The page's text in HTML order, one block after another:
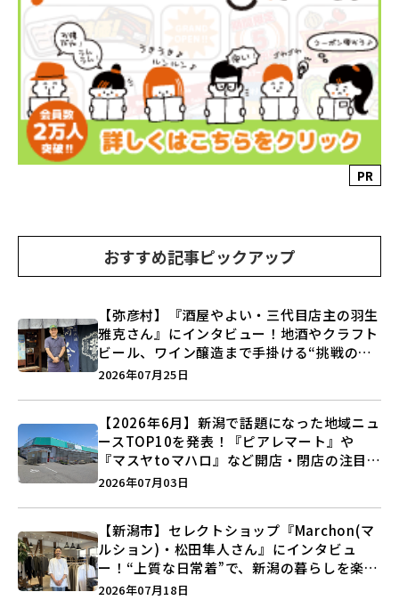
PR
おすすめ記事ピックアップ
【弥彦村】『酒屋やよい・三代目店主の羽生
雅克さん』にインタビュー！地酒やクラフト
ビール、ワイン醸造まで手掛ける“挑戦の歴
史”に迫る♪
2026年07月25日
【2026年6月】新潟で話題になった地域ニュ
ースTOP10を発表！『ピアレマート』や
『マスヤtoマハロ』など開店・閉店の注目記
事をランキングでご紹介♪
2026年07月03日
【新潟市】セレクトショップ『Marchon(マ
ルション)・松田隼人さん』にインタビュ
ー！“上質な日常着”で、新潟の暮らしを楽し
む提案とは？
2026年07月18日